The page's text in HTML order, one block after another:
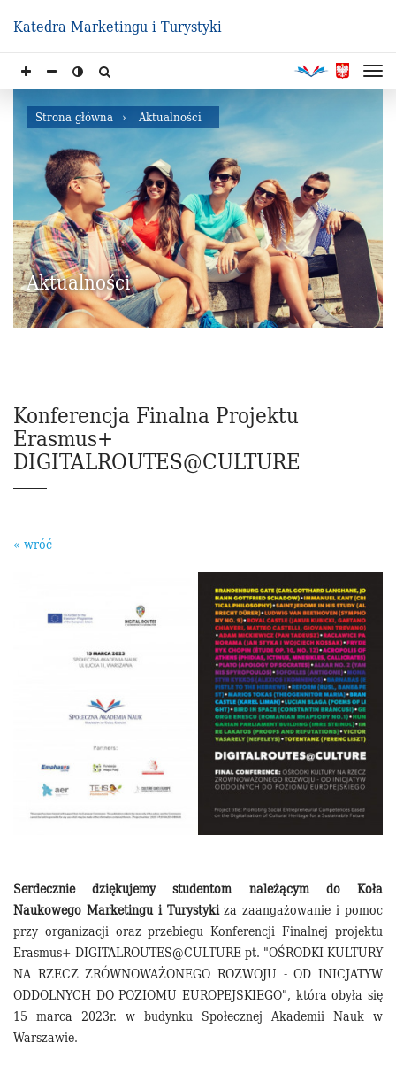
Katedra Marketingu i Turystyki
Strona główna Aktualności
Aktualności
Konferencja Finalna Projektu
Erasmus+
DIGITALROUTES@CULTURE
« wróć
Serdecznie dziękujemy studentom
należącym do Koła
Naukowego Marketingu i Turystykiza zaangażowanie i pomoc
przy organizacji oraz przebiegu Konferencji Finalnej projektu
Erasmus+ DIGITALROUTES@CULTURE pt. "OŚRODKI KULTURY
NA RZECZ ZRÓWNOWAŻONEGO ROZWOJU - OD INICJATYW
ODDOLNYCH DO POZIOMU EUROPEJSKIEGO", która obyła się
15 marca 2023r. w budynku Społecznej Akademii Nauk w
Warszawie.